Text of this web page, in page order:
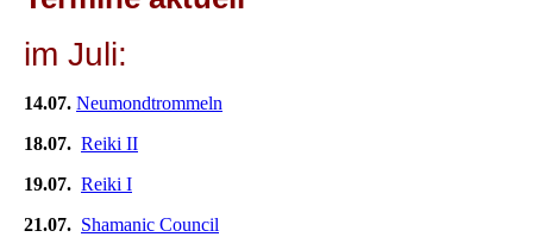
im Juli:
14.07. Neumondtrommeln
18.07. Reiki II
19.07. Reiki I
21.07. Shamanic Council